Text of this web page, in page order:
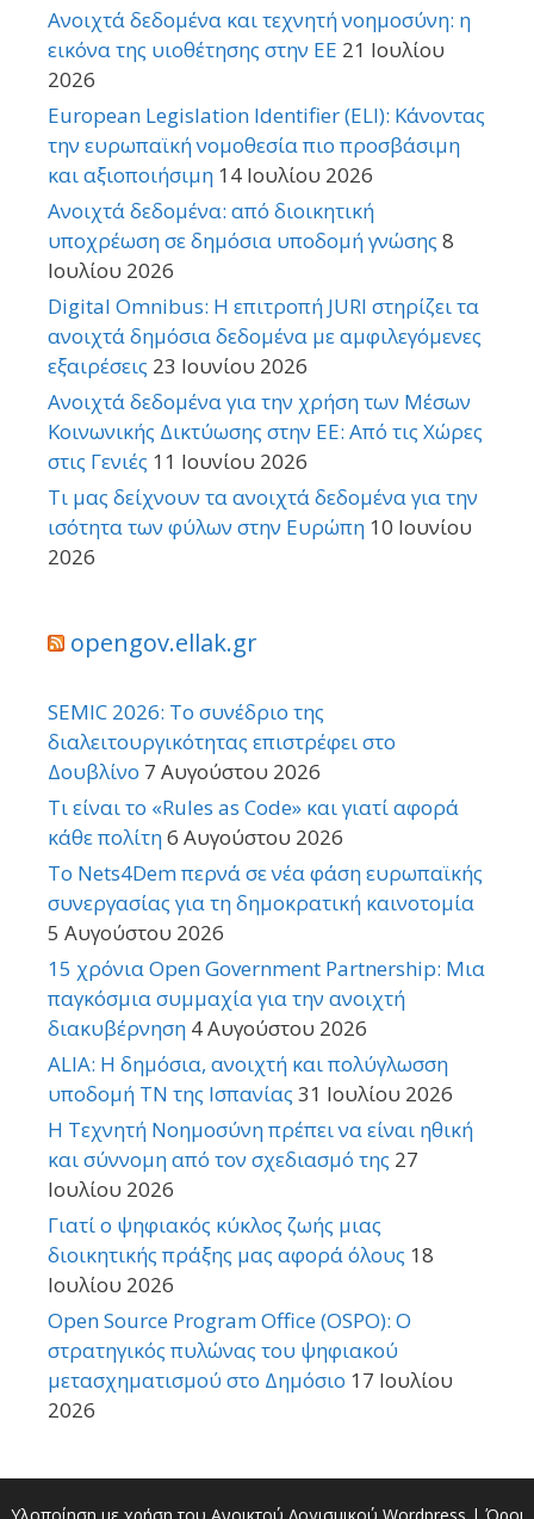
Ανοιχτά δεδομένα και τεχνητή νοημοσύνη: η
εικόνα της υιοθέτησης στην ΕΕ 21 Ιουλίου
2026
European Legislation Identifier (ELI): Κάνοντας
την ευρωπαϊκή νομοθεσία πιο προσβάσιμη
και αξιοποιήσιμη 14 Ιουλίου 2026
Ανοιχτά δεδομένα: από διοικητική
υποχρέωση σε δημόσια υποδομή γνώσης 8
Ιουλίου 2026
Digital Omnibus: Η επιτροπή JURI στηρίζει τα
ανοιχτά δημόσια δεδομένα με αμφιλεγόμενες
εξαιρέσεις 23 Ιουνίου 2026
Ανοιχτά δεδομένα για την χρήση των Μέσων
Κοινωνικής Δικτύωσης στην ΕΕ: Από τις Χώρες
στις Γενιές 11 Ιουνίου 2026
Τι μας δείχνουν τα ανοιχτά δεδομένα για την
ισότητα των φύλων στην Ευρώπη 10 Ιουνίου
2026
opengov.ellak.gr
SEMIC 2026: Το συνέδριο της
διαλειτουργικότητας επιστρέφει στο
Δουβλίνο 7 Αυγούστου 2026
Τι είναι το «Rules as Code» και γιατί αφορά
κάθε πολίτη6 Αυγούστου 2026
Το Nets4Dem περνά σε νέα φάση ευρωπαϊκής
συνεργασίας για τη δημοκρατική καινοτομία
5 Αυγούστου 2026
15 χρόνια Open Government Partnership: Μια
παγκόσμια συμμαχία για την ανοιχτή
διακυβέρνηση 4 Αυγούστου 2026
ALIA: Η δημόσια, ανοιχτή και πολύγλωσση
υποδομή ΤΝ της Ισπανίας 31 Ιουλίου 2026
Η Τεχνητή Νοημοσύνη πρέπει να είναι ηθική
και σύννομη από τον σχεδιασμό της 27
Ιουλίου 2026
Γιατί ο ψηφιακός κύκλος ζωής μιας
διοικητικής πράξης μας αφορά όλους 18
Ιουλίου 2026
Open Source Program Office (OSPO): Ο
στρατηγικός πυλώνας του ψηφιακού
μετασχηματισμού στο Δημόσιο 17 Ιουλίου
2026